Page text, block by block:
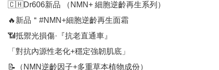
🇨🇭Dr606新品 （NMN+ 細胞逆齡再生系列）
🔥新品＂#NMN+細胞逆齡再生面霜
📶抵禦光損傷·『抗老直通車』
「對抗內源性老化+穩定強韌肌底」
📝（NMN逆齡因子+多重草本植物成份）